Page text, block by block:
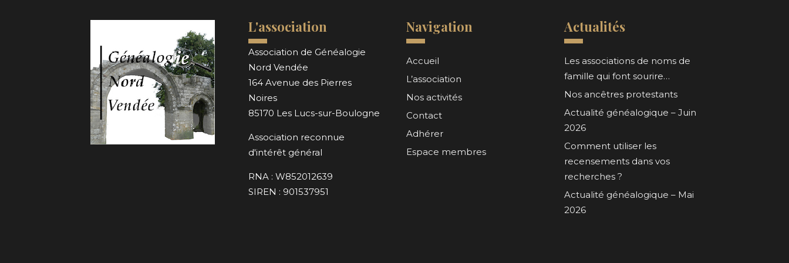
L'association
Association de Généalogie
Nord Vendée
164 Avenue des Pierres
Noires
85170 Les Lucs-sur-Boulogne
Association reconnue
d'intérêt général
RNA : W852012639
SIREN : 901537951
Navigation
Accueil
L’association
Nos activités
Contact
Adhérer
Espace membres
Actualités
Les associations de noms de
famille qui font sourire…
Nos ancêtres protestants
Actualité généalogique – Juin
2026
Comment utiliser les
recensements dans vos
recherches ?
Actualité généalogique – Mai
2026